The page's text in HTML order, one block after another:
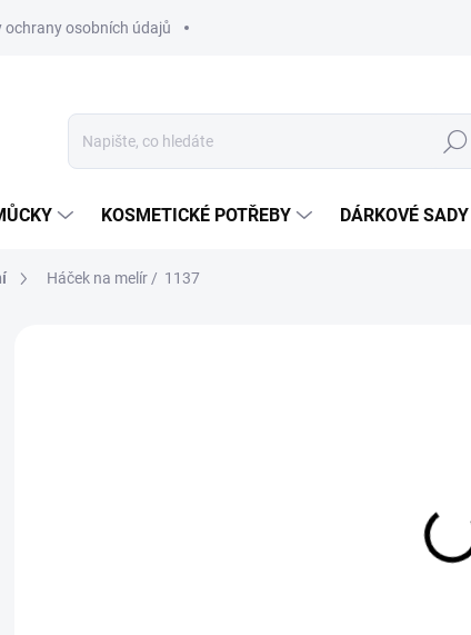
ochrany osobních údajů
Hledat
KOSMETICKÉ POTŘEBY DÁRKOVÉ SADY
Háček na melír / 1137